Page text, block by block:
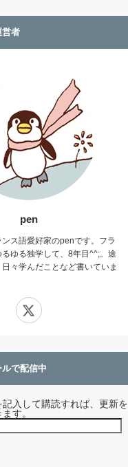
営者
pen
ス語愛好家のpenです。フラ
ゆる独学して、8年目^^;。途
々学んだことなど書いていま
で配信中
記入して購読すれば、更新を
す。